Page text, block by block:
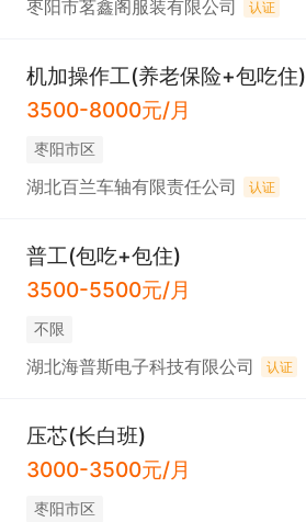
枣阳市茗鑫阁服装有限公司 认证
机加操作工(养老保险+包吃住)
3500-8000元/月
枣阳市区
湖北百兰车轴有限责任公司 认证
普工(包吃+包住)
3500-5500元/月
不限
湖北海普斯电子科技有限公司 认证
压芯(长白班)
3000-3500元/月
枣阳市区